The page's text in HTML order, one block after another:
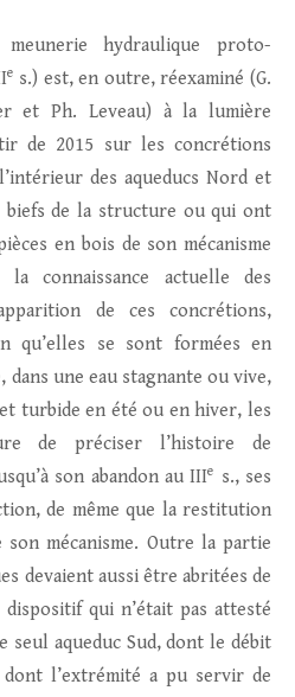
hydraulique proto-
e s.) est, en outre, réexaminé (G.
et Ph. Leveau) à la lumière
de 2015 sur les concrétions
des aqueducs Nord et
biefs de la structure ou qui ont
en bois de son mécanisme
la connaissance actuelle des
de ces concrétions,
qu’elles se sont formées en
une eau stagnante ou vive,
turbide en été ou en hiver, les
de préciser l’histoire de
son abandon au IIIe
s., ses
de même que la restitution
mécanisme. Outre la partie
devaient aussi être abritées de
qui n’était pas attesté
seul aqueduc Sud, dont le débit
dont l’extrémité a pu servir de